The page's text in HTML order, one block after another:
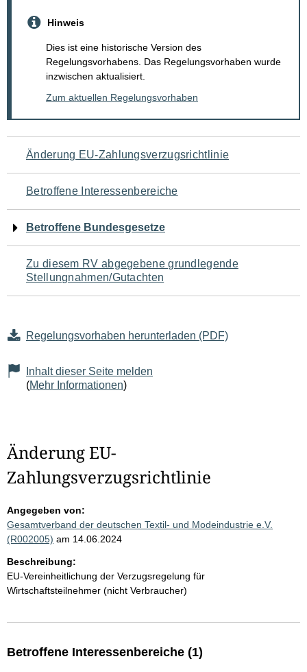
Hinweis
Dies ist eine historische Version des
Regelungsvorhabens. Das Regelungsvorhaben wurde
inzwischen aktualisiert.
Zum aktuellen Regelungsvorhaben
Navigation
für
den
Seiteninhalt
Änderung EU-Zahlungsverzugsrichtlinie
Betroffene Interessenbereiche
Betroffene Bundesgesetze
Zu diesem RV abgegebene grundlegende
Stellungnahmen/Gutachten
Regelungsvorhaben herunterladen (PDF)
Inhalt dieser Seite melden
(Mehr Informationen)
Änderung EU-
Zahlungsverzugsrichtlinie
Angegeben von:
Gesamtverband der deutschen Textil- und Modeindustrie e.V.
(R002005) am 14.06.2024
Beschreibung:
EU-Vereinheitlichung der Verzugsregelung für
Wirtschaftsteilnehmer (nicht Verbraucher)
Betroffene Interessenbereiche (1)